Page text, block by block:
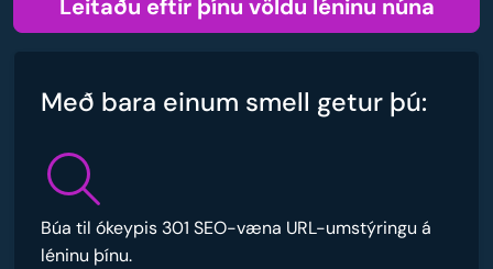
Leitaðu eftir þínu völdu léninu núna
Með bara einum smell getur þú:
Búa til ókeypis 301 SEO-væna URL-umstýringu á
léninu þínu.